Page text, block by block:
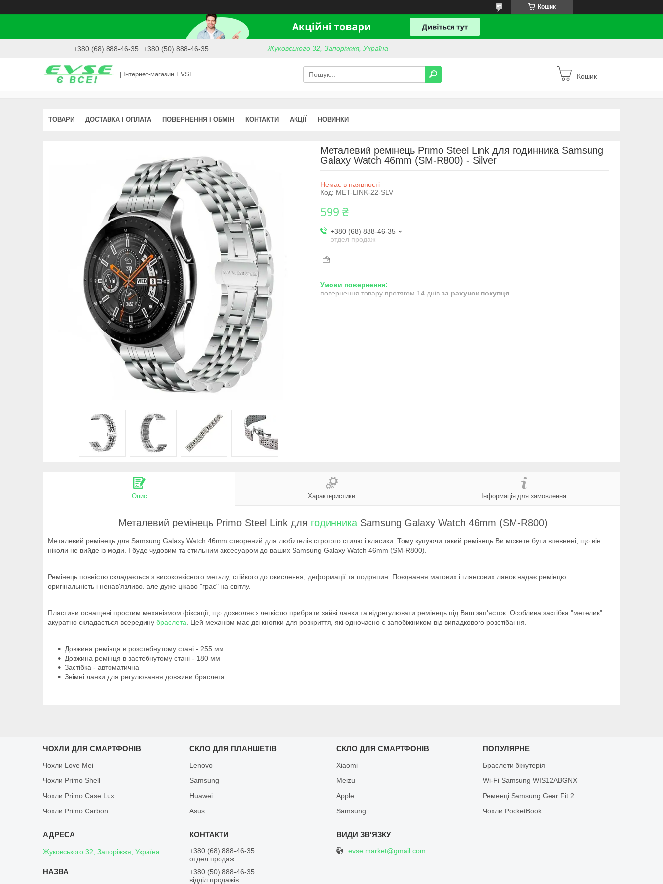
Кошик
+380 (68) 888-46-35 +380 (50) 888-46-35 Жуковського 32, Запоріжжя, Україна
| Інтернет-магазин EVSE Кошик
ТОВАРИ ДОСТАВКА І ОПЛАТА ПОВЕРНЕННЯ І ОБМІН КОНТАКТИ АКЦІЇ НОВИНКИ
Металевий ремінець Primo Steel Link для годинника Samsung
Galaxy Watch 46mm (SM-R800) - Silver
Немає в наявності
Код: MET-LINK-22-SLV
599 ₴
+380 (68) 888-46-35
отдел продаж
повернення товару протягом 14 днів за рахунок покупця
Опис Характеристики Інформація для замовлення
Металевий ремінець Primo Steel Link для годинника Samsung Galaxy Watch 46mm (SM-R800)
Металевий ремінець для Samsung Galaxy Watch 46mm створений для любителів строгого стилю і класики. Тому купуючи такий ремінець Ви можете бути впевнені, що він
ніколи не вийде із моди. І буде чудовим та стильним аксесуаром до ваших Samsung Galaxy Watch 46mm (SM-R800).
Ремінець повністю складається з високоякісного металу, стійкого до окислення, деформації та подряпин. Поєднання матових і глянсових ланок надає ремінцю
оригінальність і ненав'язливо, але дуже цікаво "грає" на світлу.
Пластини оснащені простим механізмом фіксації, що дозволяє з легкістю прибрати зайві ланки та відрегулювати ремінець під Ваш зап'ясток. Особлива застібка "метелик"
акуратно складається всередину браслета . Цей механізм має дві кнопки для розкриття, які одночасно є запобіжником від випадкового розстібання.
Довжина ремінця в розстебнутому стані - 255 мм
Довжина ремінця в застебнутому стані - 180 мм
Застібка - автоматична
Знімні ланки для регулювання довжини браслета.
ЧОХЛИ ДЛЯ СМАРТФОНІВ
Чохли Love Mei
Чохли Primo Shell
Чохли Primo Case Lux
Чохли Primo Carbon
СКЛО ДЛЯ ПЛАНШЕТІВ
Lenovo
Samsung
Huawei
Asus
СКЛО ДЛЯ СМАРТФОНІВ
Xiaomi
Meizu
Apple
Samsung
ПОПУЛЯРНЕ
Браслети біжутерія
Wi-Fi Samsung WIS12ABGNX
Ременці Samsung Gear Fit 2
Чохли PocketBook
Жуковського 32, Запоріжжя, Україна
+380 (68) 888-46-35
отдел продаж
+380 (50) 888-46-35
відділ продажів
evse.market@gmail.com